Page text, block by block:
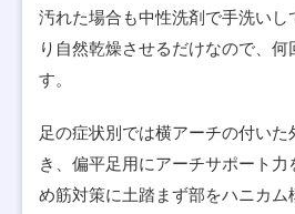
汚れた場合も中性洗剤で手洗いし
り自然乾燥させるだけなので、何
す。
足の症状別では横アーチの付い
き、偏平足用にアーチサポート
め筋対策に土踏まず部をハニカ